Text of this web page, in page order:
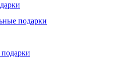
подарки